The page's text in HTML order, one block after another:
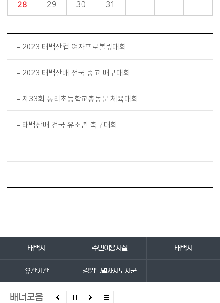
28 29 30 31
2023 태백산컵 여자프로볼링대회
2023 태백산배 전국 중고 배구대회
제33회 통리초등학교총동문 체육대회
태백산배 전국 유소년 축구대회
태백시 주민이용시설 태백시
유관기관 강원특별자치도시군
배너모음